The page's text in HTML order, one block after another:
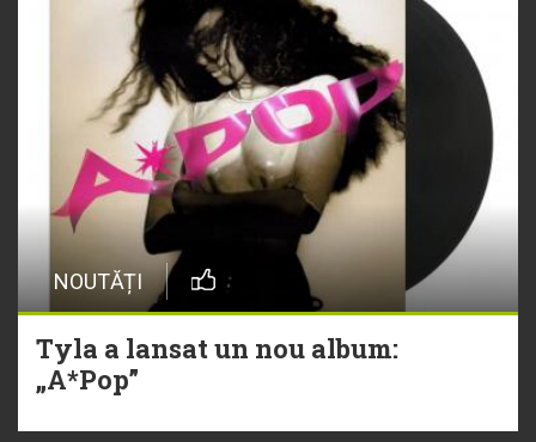
NOUTĂȚI
Tyla a lansat un nou album:
„A*Pop”